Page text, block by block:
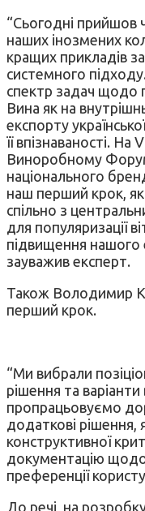
“Сьогодні прийшов
наших інозмених
кращих прикладів
системного
спектр задач щодо
Вина як на
експорту
її впізнаваності.
Виноробному
національного
наш перший крок,
спільно з
для популяризації
підвищення нашого
зауважив експерт.
Також Володимир
перший крок.
“Ми вибрали
рішення та
пропрацьовуємо
додаткові рішення,
конструктивної
документацію щодо
преференції
До речі, на